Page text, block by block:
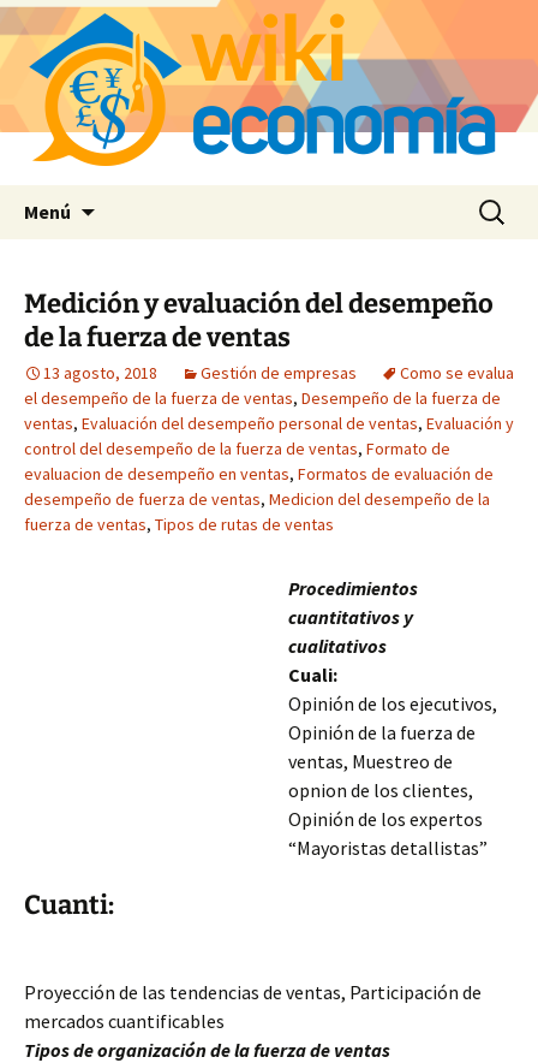
Menú Buscar:
Medición y evaluación del desempeño
de la fuerza de ventas
13 agosto, 2018 Gestión de empresas
Como se evalua
el desempeño de la fuerza de ventas, Desempeño de la fuerza de
ventas, Evaluación del desempeño personal de ventas, Evaluación y
control del desempeño de la fuerza de ventas, Formato de
evaluacion de desempeño en ventas, Formatos de evaluación de
desempeño de fuerza de ventas, Medicion del desempeño de la
fuerza de ventas, Tipos de rutas de ventas
Procedimientos
cuantitativos y
cualitativos
Cuali:
Opinión de los ejecutivos,
Opinión de la fuerza de
ventas, Muestreo de
opnion de los clientes,
Opinión de los expertos
“Mayoristas detallistas”
Cuanti:
Proyección de las tendencias de ventas, Participación de
mercados cuantificables
Tipos de organización de la fuerza de ventas